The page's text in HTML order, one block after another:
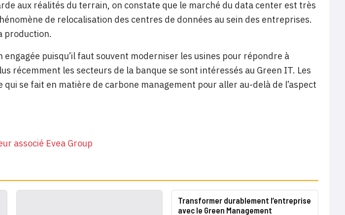
aux réalités du terrain, on constate que le marché du data center est très
de relocalisation des centres de données au sein des entreprises.
production.
puisqu’il faut souvent moderniser les usines pour répondre à
récemment les secteurs de la banque se sont intéressés au Green IT. Les
se fait en matière de carbone management pour aller au-delà de l’aspect
associé Evea Group
Transformer durablement l’entreprise
avec le Green Management